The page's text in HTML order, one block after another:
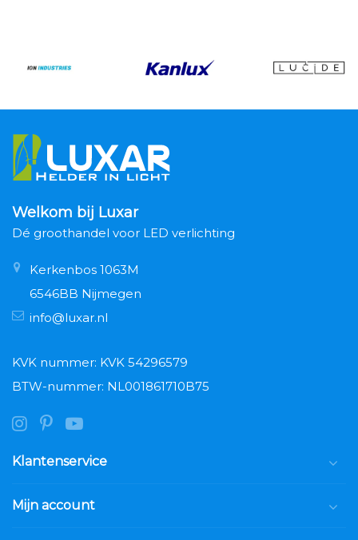
Welkom bij Luxar
Dé groothandel voor LED verlichting
Kerkenbos 1063M
6546BB Nijmegen
info@luxar.nl
KVK nummer: KVK 54296579
BTW-nummer: NL001861710B75
Klantenservice
Mijn account